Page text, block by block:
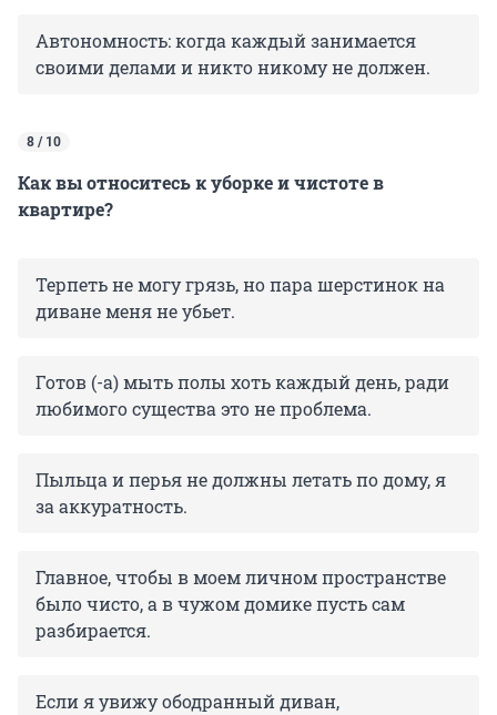
Автономность: когда каждый занимается
своими делами и никто никому не должен.
8 / 10
Как вы относитесь к уборке и чистоте в
квартире?
Терпеть не могу грязь, но пара шерстинок на
диване меня не убьет.
Готов (-а) мыть полы хоть каждый день, ради
любимого существа это не проблема.
Пыльца и перья не должны летать по дому, я
за аккуратность.
Главное, чтобы в моем личном пространстве
было чисто, а в чужом домике пусть сам
разбирается.
Если я увижу ободранный диван,